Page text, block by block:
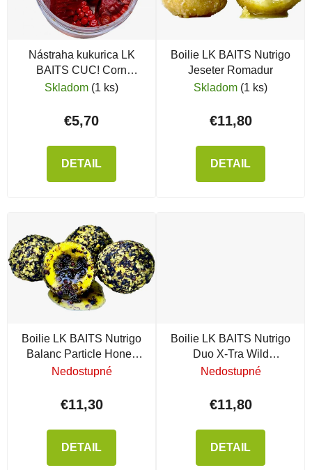
Nástraha kukurica LK
BAITS CUC! Corn
Compot
Skladom (1 ks)
€5,70
DETAIL
Boilie LK BAITS Nutrigo
Jeseter Romadur
Skladom (1 ks)
€11,80
DETAIL
Boilie LK BAITS Nutrigo
Balanc Particle Honey
Rape
Nedostupné
€11,30
DETAIL
Boilie LK BAITS Nutrigo
Duo X-Tra Wild
Strawberry/ Carp Secret
Nedostupné
€11,80
DETAIL